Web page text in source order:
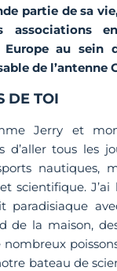
partie de sa
associations
Europe au sein
de l’antenne
DE TOI
Jerry et
d’aller tous les
nautiques,
scientifique.
paradisiaque
de la maison,
bateau de